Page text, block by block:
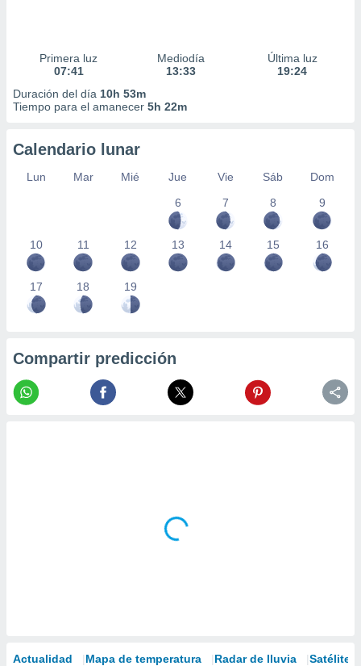
Primera luz
07:41
Mediodía
13:33
Última luz
19:24
Duración del día 10h 53m
Tiempo para el amanecer 5h 22m
Calendario lunar
Lun Mar Mié Jue Vie Sáb
Dom
6
7 8 9
10 11 12 13 14 15 16
17 18 19
Compartir predicción
Actualidad Mapa de temperatura Radar de lluvia Satélites